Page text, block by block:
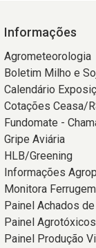
Informações
Agrometeorologia
Boletim Milho e
Calendário
Cotações Ceasa/
Fundomate -
Gripe Aviária
HLB/Greening
Informações
Monitora
Painel Achados
Painel Agrotóxicos
Painel Produção